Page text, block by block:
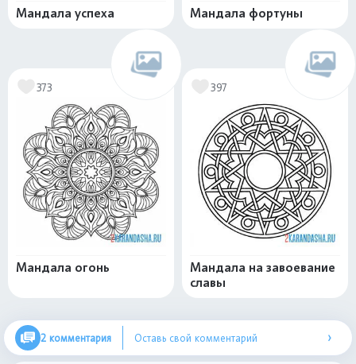
Мандала успеха Мандала фортуны
373
Мандала огонь
397
Мандала на завоевание
славы
2 комментария Оставь свой комментарий ›